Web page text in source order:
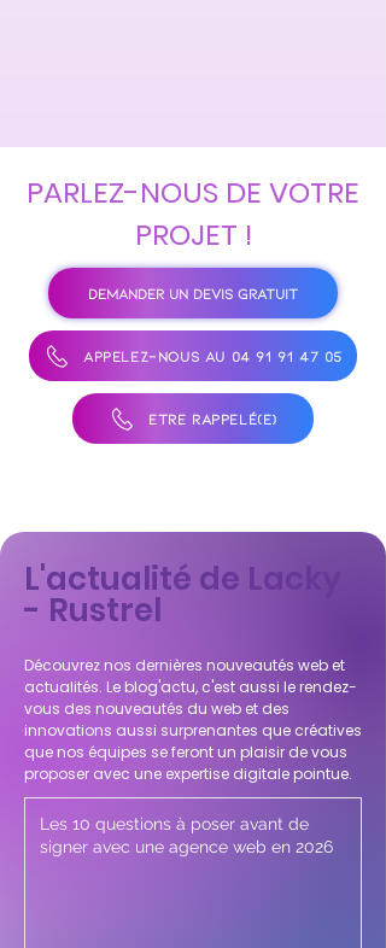
PARLEZ-NOUS DE VOTRE
PROJET !
DEMANDER UN DEVIS GRATUIT
APPELEZ-NOUS AU 04 91 91 47 05
ÊTRE RAPPELÉ(E)
L'actualité de Lacky
- Rustrel
Découvrez nos dernières nouveautés web et
actualités. Le blog'actu, c'est aussi le rendez-
vous des nouveautés du web et des
innovations aussi surprenantes que créatives
que nos équipes se feront un plaisir de vous
proposer avec une expertise digitale pointue.
Les 10 questions à poser avant de
signer avec une agence web en 2026